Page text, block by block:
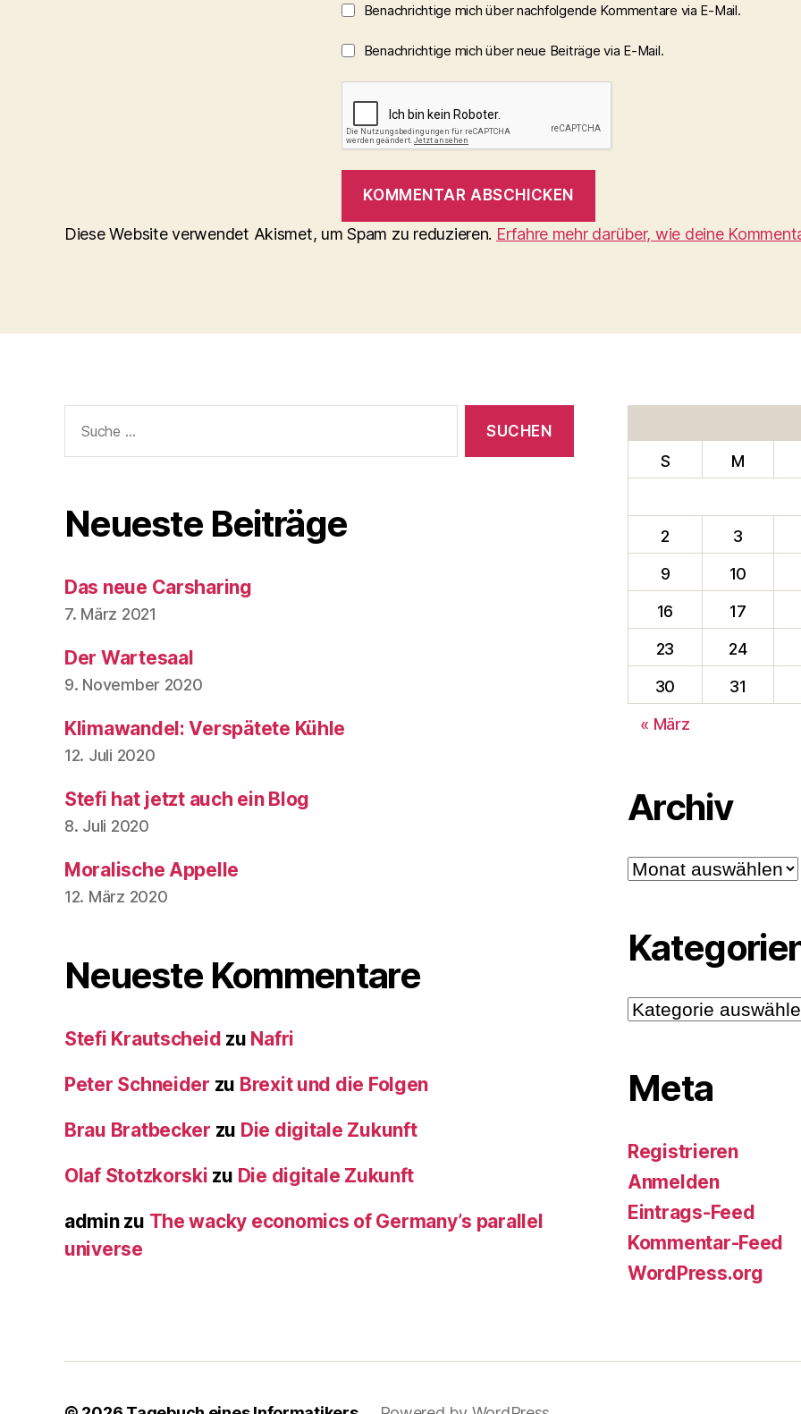
Benachrichtige mich über nachfolgende Kommentare via E-Mail.
Benachrichtige mich über neue Beiträge via E-Mail.
Diese Website verwendet Akismet, um Spam zu reduzieren. Erfahre mehr darüber, wie deine
nach:
Neueste Beiträge
Das neue Carsharing
7. März 2021
Der Wartesaal
9. November 2020
Klimawandel: Verspätete Kühle
12. Juli 2020
Stefi hat jetzt auch ein Blog
8. Juli 2020
Moralische Appelle
12. März 2020
Neueste Kommentare
Stefi Krautscheid zu Nafri
Peter Schneider zu Brexit und die Folgen
Brau Bratbecker zu Die digitale Zukunft
Olaf Stotzkorski zu Die digitale Zukunft
adminzu The wacky economics of Germany’s parallel
universe
S M
2
3
9
10
16
17
23
24
30
31
« März
Archiv
Archiv
Kategorien
Meta
Registrieren
Anmelden
Eintrags-Feed
Kommentar-Feed
WordPress.org